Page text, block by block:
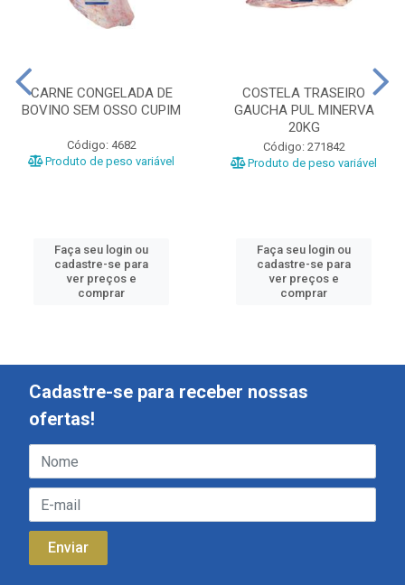
CARNE CONGELADA DE
BOVINO SEM OSSO CUPIM
Código: 4682
Produto de peso variável
Faça seu login ou
cadastre-se para
ver preços e
comprar
COSTELA TRASEIRO
GAUCHA PUL MINERVA
20KG
Código: 271842
Produto de peso variável
Faça seu login ou
cadastre-se para
ver preços e
comprar
Cadastre-se para receber nossas
ofertas!